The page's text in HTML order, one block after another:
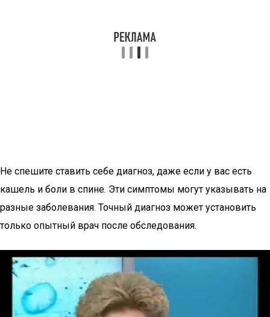
Не спешите ставить себе диагноз, даже если у вас есть
кашель и боли в спине. Эти симптомы могут указывать на
разные заболевания. Точный диагноз может установить
только опытный врач после обследования.